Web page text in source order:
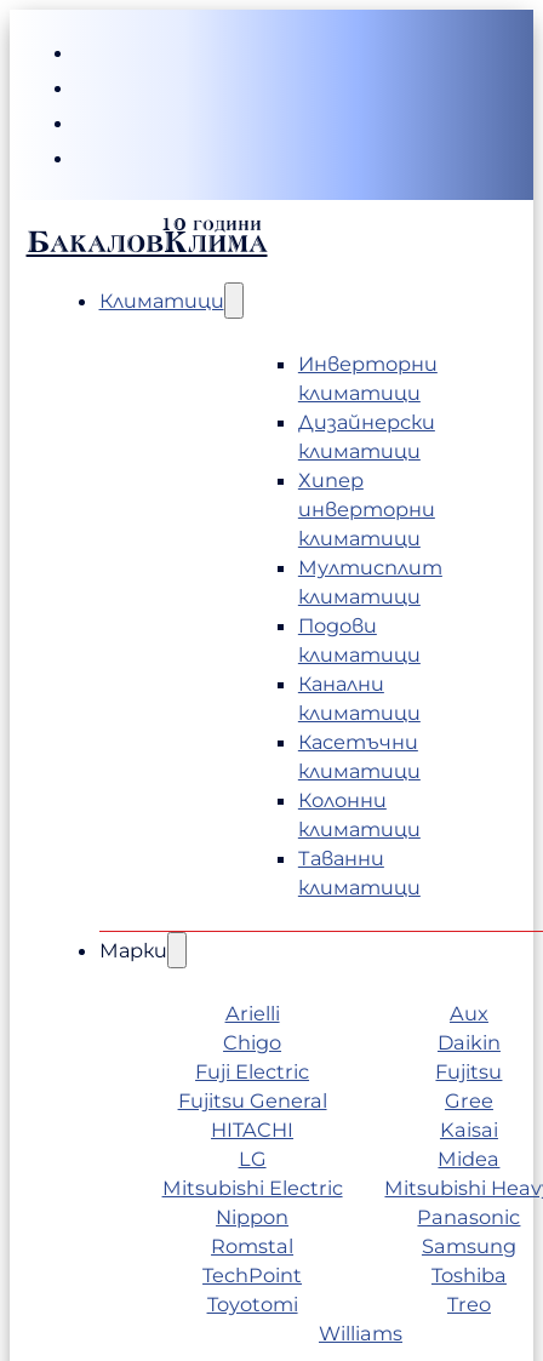
БакаловКлима
Климатици
Инверторни
климатици
Дизайнерски
климатици
Хипер
инверторни
климатици
Мултисплит
климатици
Подови
климатици
Канални
климатици
Касетъчни
климатици
Колонни
климатици
Таванни
климатици
Марки
Arielli
Aux
Chigo
Daikin
Fuji Electric
Fujitsu
Fujitsu General
Gree
HITACHI
Kaisai
LG
Midea
Mitsubishi Electric
Mitsubishi
Nippon
Panasonic
Romstal
Samsung
TechPoint
Toshiba
Toyotomi
Treo
Williams